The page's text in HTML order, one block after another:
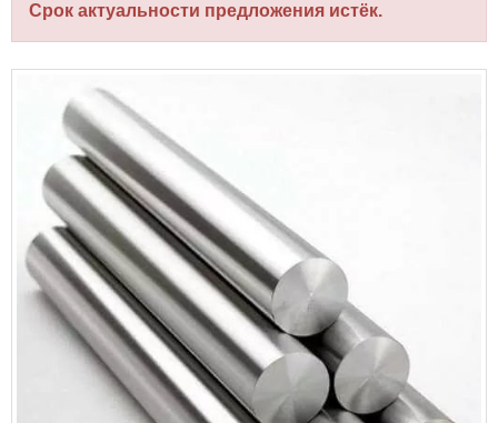
Срок актуальности предложения истёк.